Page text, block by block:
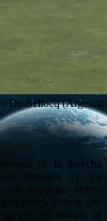
De Bellocq
de la derecha
(Imagen 2). Es
supuesto objeto
podría indicar que
en que sol ilumina al